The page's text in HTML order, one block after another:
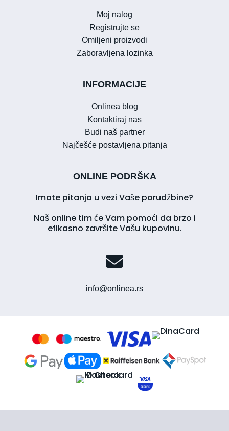
Moj nalog
Registrujte se
Omiljeni proizvodi
Zaboravljena lozinka
INFORMACIJE
Onlinea blog
Kontaktiraj nas
Budi naš partner
Najčešće postavljena pitanja
ONLINE PODRŠKA
Imate pitanja u vezi Vaše porudžbine?
Naš online tim će Vam pomoći da brzo i
efikasno završite Vašu kupovinu.
info@onlinea.rs